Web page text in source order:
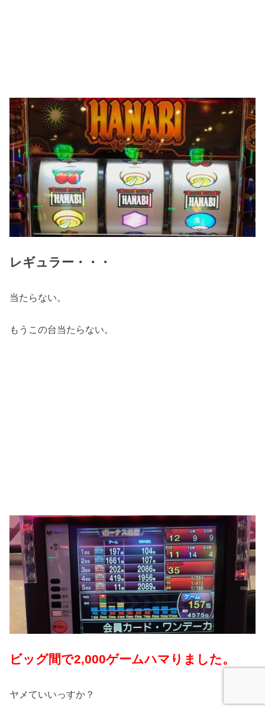
レギュラー・・・
当たらない。
もうこの台当たらない。
ビッグ間で2,000ゲームハマりました。
ヤメていいっすか？